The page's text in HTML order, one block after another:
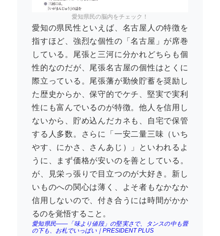
愛知県民の脳内をチェック！
愛知の県民性といえば、名古屋人の特徴を
指すほど、強烈な個性の「名古屋」が席巻
している。尾張と三河に分かれどちらも個
性的なのだが、尾張名古屋の個性はとくに
際立っている。尾張藩が勤倹貯蓄を奨励し
た歴史からか、保守的でケチ、堅実で実利
性にも富んでいるのが特徴。他人を信用し
ないから、貯め込んだカネも、自宅で保管
する人多数。さらに「一安二量三味（いち
やす、にかさ、さんあじ）」といわれるよ
うに、まず価格が安いのを善としている。
が、見栄っ張りで目立つのが大好き。新し
いものへの関心は薄く、よそ者もなかなか
信用しないので、付き合うには時間がかか
るのを覚悟すること。
愛知県民――「味より値段」の堅実さで、タンスの中も畳
の下も、お札でいっぱい｜PRESIDENT PLUS